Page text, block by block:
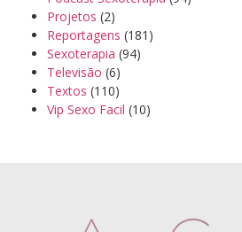
Projetos (2)
Reportagens (181)
Sexoterapia (94)
Televisão (6)
Textos (110)
Vip Sexo Facil (10)